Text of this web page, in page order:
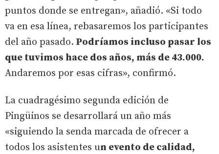
puntos donde se entregan», añadió. «Si todo
va en esa línea, rebasaremos los participantes
del año pasado. Podríamos incluso pasar los
que tuvimos hace dos años, más de 43.000.
Andaremos por esas cifras», confirmó.
La cuadragésimo segunda edición de
Pingüinos se desarrollará un año más
«siguiendo la senda marcada de ofrecer a
todos los asistentes un evento de calidad,